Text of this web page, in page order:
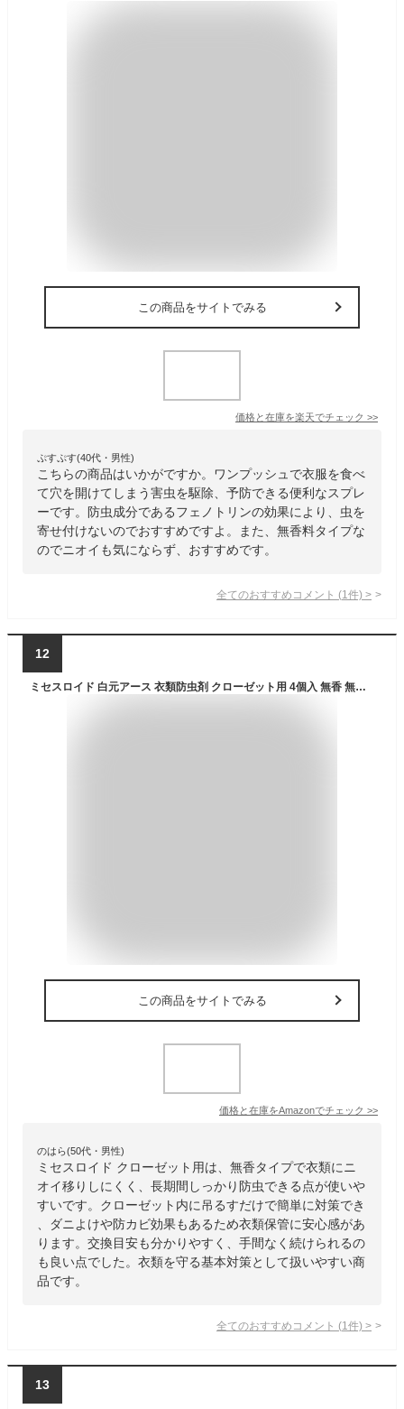
この商品をサイトでみる
価格と在庫を楽天でチェック >>
ぷすぷす(40代・男性)
こちらの商品はいかがですか。ワンプッシュで衣服を食べ
て穴を開けてしまう害虫を駆除、予防できる便利なスプレ
ーです。防虫成分であるフェノトリンの効果により、虫を
寄せ付けないのでおすすめですよ。また、無香料タイプな
のでニオイも気にならず、おすすめです。
全てのおすすめコメント (1 件) >
12
ミセスロイド 白元アース 衣類防虫剤 クローゼット用 4個入 無香 無臭 1年間有効 カバー内のダニよけ効果付き 虫除け 防カビ 消臭 黄ばみ防止
この商品をサイトでみる
価格と在庫をAmazonでチェック >>
のはら(50代・男性)
ミセスロイド クローゼット用は、無香タイプで衣類にニ
オイ移りしにくく、長期間しっかり防虫できる点が使いや
すいです。クローゼット内に吊るすだけで簡単に対策でき
、ダニよけや防カビ効果もあるため衣類保管に安心感があ
ります。交換目安も分かりやすく、手間なく続けられるの
も良い点でした。衣類を守る基本対策として扱いやすい商
品です。
全てのおすすめコメント (1 件) >
13